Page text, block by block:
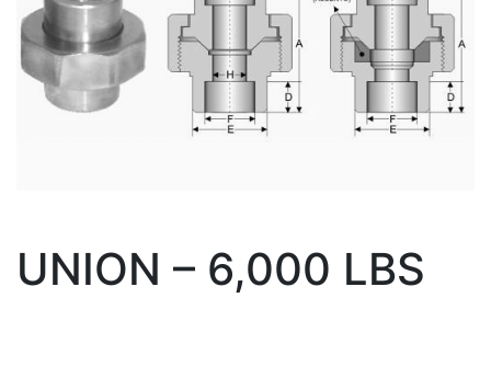
UNION – 6,000 LBS